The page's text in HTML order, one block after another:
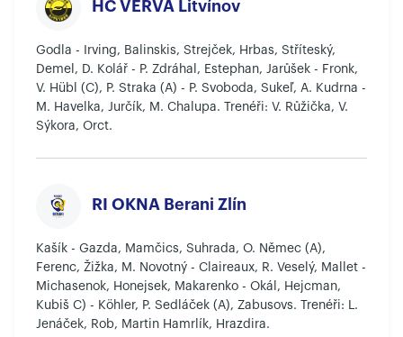
HC VERVA Litvínov
Godla - Irving, Balinskis, Strejček, Hrbas, Stříteský,
Demel, D. Kolář - P. Zdráhal, Estephan, Jarůšek - Fronk,
V. Hübl (C), P. Straka (A) - P. Svoboda, Sukeľ, A. Kudrna -
M. Havelka, Jurčík, M. Chalupa. Trenéři: V. Růžička, V.
Sýkora, Orct.
RI OKNA Berani Zlín
Kašík - Gazda, Mamčics, Suhrada, O. Němec (A),
Ferenc, Žižka, M. Novotný - Claireaux, R. Veselý, Mallet -
Michasenok, Honejsek, Makarenko - Okál, Hejcman,
Kubiš C) - Köhler, P. Sedláček (A), Zabusovs. Trenéři: L.
Jenáček, Rob, Martin Hamrlík, Hrazdira.